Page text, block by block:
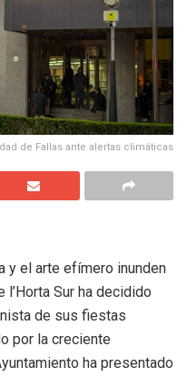
de Fallas ante alertas climáticas
y el arte efímero inunden
l’Horta Sur ha decidido
de sus fiestas
por la creciente
ha presentado